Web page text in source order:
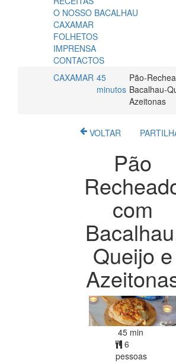
O NOSSO BACALHAU
CAXAMAR
FOLHETOS
IMPRENSA
CONTACTOS
CAXAMAR 45
minutos
Pão-
Bacalhau-
Azeitonas
VOLTAR
Pão
com
Queijo e
45 min
6
pessoas